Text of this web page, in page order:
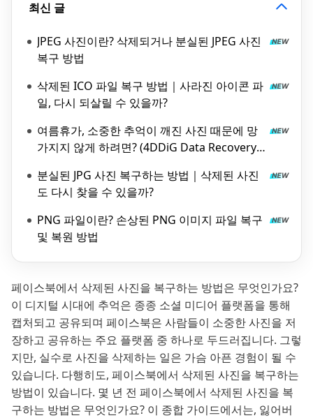
최신 글
JPEG 사진이란? 삭제되거나 분실된 JPEG 사진
복구 방법
삭제된 ICO 파일 복구 방법｜사라진 아이콘 파
일, 다시 되살릴 수 있을까?
여름휴가, 소중한 추억이 깨진 사진 때문에 망
가지지 않게 하려면? (4DDiG Data Recovery
분실된 JPG 사진 복구하는 방법｜삭제된 사진
도 다시 찾을 수 있을까?
PNG 파일이란? 손상된 PNG 이미지 파일 복구
및 복원 방법
페이스북에서 삭제된 사진을 복구하는 방법은 무엇인가요?
이 디지털 시대에 추억은 종종 소셜 미디어 플랫폼을 통해
캡처되고 공유되며 페이스북은 사람들이 소중한 사진을 저
장하고 공유하는 주요 플랫폼 중 하나로 두드러집니다. 그렇
지만, 실수로 사진을 삭제하는 일은 가슴 아픈 경험이 될 수
있습니다. 다행히도, 페이스북에서 삭제된 사진을 복구하는
방법이 있습니다. 몇 년 전 페이스북에서 삭제된 사진을 복
구하는 방법은 무엇인가요? 이 종합 가이드에서는, 잃어버